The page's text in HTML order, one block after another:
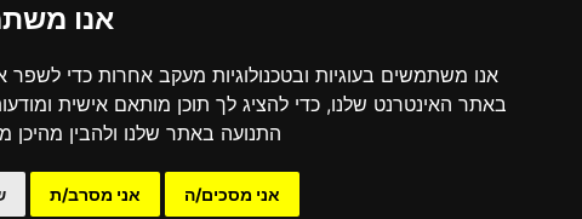
אנו
אנו משתמשים בעוגיות ובטכנולוגיות מעקב אחרות כדי
באתר האינטרנט שלנו, כדי להציג לך תוכן מותאם אישית
התנועה באתר שלנו ולהבין מהיכן
אני מסכים/ה אני מסרב/ת
הקרן החדשה לקולנוע וטלוויזיה (ע"ר) היא עמותה,
ארגון ללא מטרות רווח, שהוקמה בשנת 1993 ושמה
את הקולנוע הישראלי ואת יוצריו.
נתוני תמיכות
חקיקה ואמנות
קישורים שימושיים
טפסים מסמכים